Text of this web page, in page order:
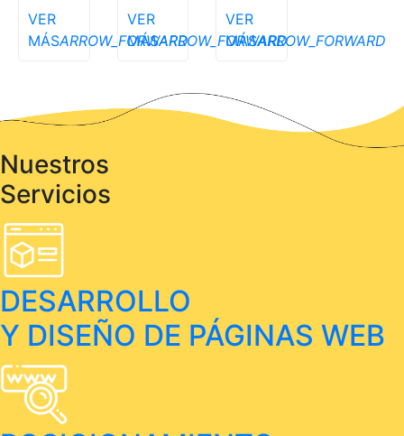
VER
MÁSARROW_FORWARD
VER
MÁSARROW_FORWARD
VER
MÁSARROW_FORWARD
Nuestros
Servicios
DESARROLLO
Y DISEÑO DE PÁGINAS WEB